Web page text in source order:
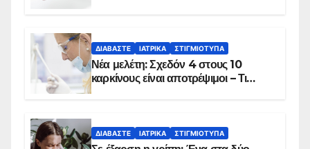
ΔΙΑΒΆΣΤΕ ΙΑΤΡΙΚΆ ΣΤΙΓΜΙΌΤΥΠΑ
Νέα μελέτη: Σχεδόν 4 στους 10
καρκίνους είναι αποτρέψιμοι – Τι
ΔΙΑΒΆΣΤΕ ΙΑΤΡΙΚΆ ΣΤΙΓΜΙΌΤΥΠΑ